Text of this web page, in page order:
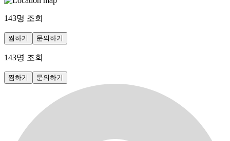
143명 조회
찜하기 문의하기
143명 조회
찜하기 문의하기